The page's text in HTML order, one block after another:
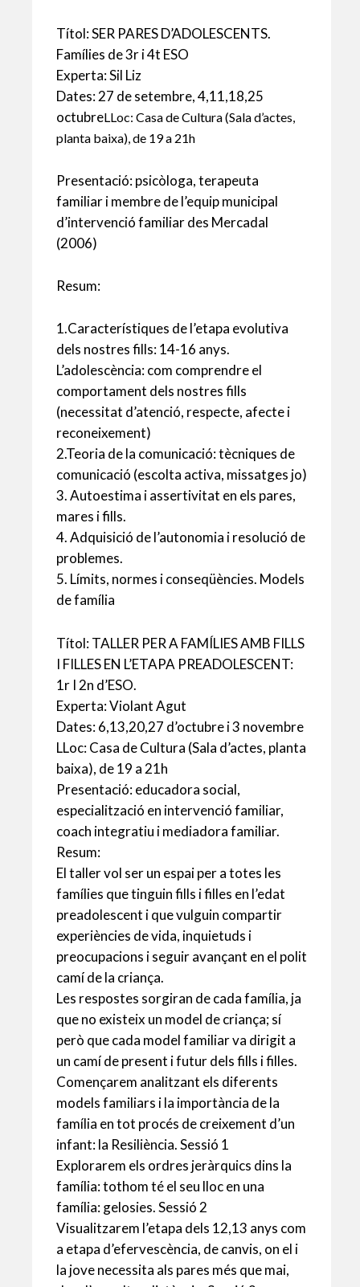
Títol: SER PARES D’ADOLESCENTS.
Famílies de 3r i 4t ESO
Experta: Sil Liz
Dates: 27 de setembre, 4,11,18,25
octubreLLoc: Casa de Cultura (Sala d’actes,
planta baixa), de 19 a 21h
Presentació: psicòloga, terapeuta
familiar i membre de l’equip municipal
d’intervenció familiar des Mercadal
(2006)
Resum:
1.Característiques de l’etapa evolutiva
dels nostres fills: 14-16 anys.
L’adolescència: com comprendre el
comportament dels nostres fills
(necessitat d’atenció, respecte, afecte i
reconeixement)
2.Teoria de la comunicació: tècniques de
comunicació (escolta activa, missatges jo)
3. Autoestima i assertivitat en els pares,
mares i fills.
4. Adquisició de l’autonomia i resolució de
problemes.
5. Límits, normes i conseqüències. Models
de família
Títol: TALLER PER A FAMÍLIES AMB FILLS
I FILLES EN L’ETAPA PREADOLESCENT:
1r I 2n d’ESO.
Experta: Violant Agut
Dates: 6,13,20,27 d’octubre i 3 novembre
LLoc: Casa de Cultura (Sala d’actes, planta
baixa), de 19 a 21h
Presentació: educadora social,
especialització en intervenció familiar,
coach integratiu i mediadora familiar.
Resum:
El taller vol ser un espai per a totes les
famílies que tinguin fills i filles en l’edat
preadolescent i que vulguin compartir
experiències de vida, inquietuds i
preocupacions i seguir avançant en el polit
camí de la criança.
Les respostes sorgiran de cada família, ja
que no existeix un model de criança; sí
però que cada model familiar va dirigit a
un camí de present i futur dels fills i filles.
Començarem analitzant els diferents
models familiars i la importància de la
família en tot procés de creixement d’un
infant: la Resiliència. Sessió 1
Explorarem els ordres jeràrquics dins la
família: tothom té el seu lloc en una
família: gelosies. Sessió 2
Visualitzarem l’etapa dels 12,13 anys com
a etapa d’efervescència, de canvis, on el i
la jove necessita als pares més que mai,